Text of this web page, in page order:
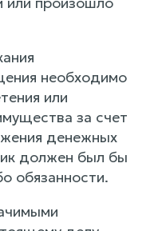
необходимо
или
за счет
денежных
должен был бы
обязанности.